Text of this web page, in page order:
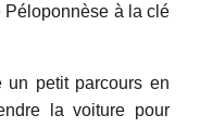
Péloponnèse à la clé
petit parcours en
la voiture pour